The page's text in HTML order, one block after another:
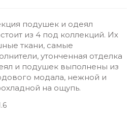
подушек и одеял
из 4 под коллекций. Их
ткани, самые
утонченная отделка
и подушек выполнены из
модала, нежной и
на ощупь.